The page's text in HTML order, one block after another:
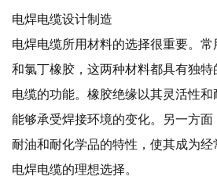
电焊电缆设计制造
电焊电缆所用材料的选择很重要。
和氯丁橡胶，这两种材料都具有独
电缆的功能。橡胶绝缘以其灵活性
能够承受焊接环境的变化。另一方面
耐油和耐化学品的特性，使其成为
电焊电缆的理想选择。